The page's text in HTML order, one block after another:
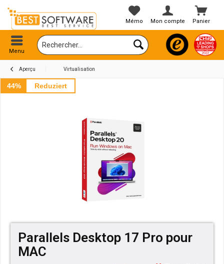
Panier
Mémo Mon compte
Menu
Aperçu Virtualisation
44% Reduziert
Parallels Desktop 17 Pro pour
MAC